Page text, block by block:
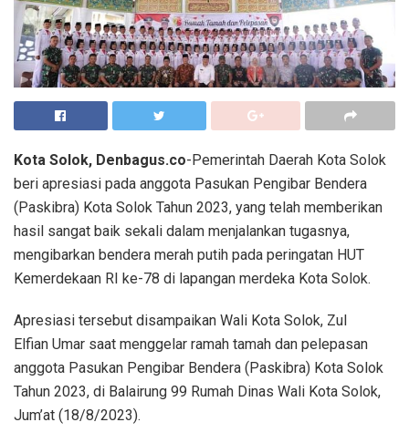
Kota Solok, Denbagus.co-Pemerintah Daerah Kota Solok
beri apresiasi pada anggota Pasukan Pengibar Bendera
(Paskibra) Kota Solok Tahun 2023, yang telah memberikan
hasil sangat baik sekali dalam menjalankan tugasnya,
mengibarkan bendera merah putih pada peringatan HUT
Kemerdekaan RI ke-78 di lapangan merdeka Kota Solok.
Apresiasi tersebut disampaikan Wali Kota Solok, Zul
Elfian Umar saat menggelar ramah tamah dan pelepasan
anggota Pasukan Pengibar Bendera (Paskibra) Kota Solok
Tahun 2023, di Balairung 99 Rumah Dinas Wali Kota Solok,
Jum’at (18/8/2023).